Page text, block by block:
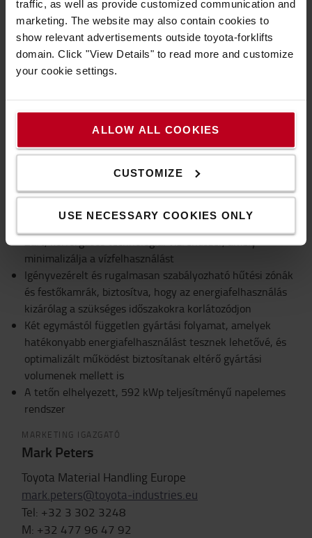
traffic, as well as provide customized communication and
marketing. The website may also contain cookies to
show relevant advertisements outside toyota-forklifts
domain. Click "View Details" to read more and customize
your cookie settings.
ALLOW ALL COOKIES
CUSTOMIZE
USE NECESSARY COOKIES ONLY
Az új festőüzem tervezése során ezt a törekvést kiemelten
figyelembe vették, és több olyan megoldást integráltak,
amelyek hozzájárulnak a vállalat környezeti terhelésének
minimalizálásához.
szellőzőrendszeren keresztül, amely javítja az üzem teljes
energiahatékonyságát
2019 óta helyben előállított biogázzal történő fűtés – a
telephelyen működő többi festőkemencéhez hasonlóan –,
Zárt, körforgásos technológiai vízrendszer, amely
minimalizálja a vízfelhasználást
Igényvezérelt és rugalmasan szabályozható hűtési zónák
és festőkamrák, biztosítva, hogy az energiafelhasználás
kizárólag a szükséges időszakokra korlátozódjon
Két egymástól független gyártási folyamat, amelyek
hatékonyabb energiafelhasználást tesznek lehetővé, és
optimalizált működést biztosítanak eltérő gyártási
volumenek mellett is
A tetőn elhelyezett, 592 kWp teljesítményű napelemes
rendszer
MARKETING IGAZGATÓ
Mark Peters
Toyota Material Handling Europe
mark.peters@toyota-industries.eu
Tel: +32 3 302 3248
M: +32 477 96 47 92